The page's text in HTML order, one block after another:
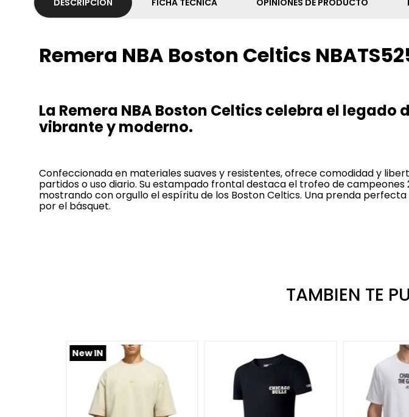
Remera NBA Boston Celtics
La Remera NBA Boston Celtics celebra el legado
vibrante y moderno.
Confeccionada en materiales suaves y resistentes, ofrece comodidad y
partidos o uso diario. Su estampado frontal destaca el trofeo de
mostrando con orgullo el espíritu de los Boston Celtics. Una prenda
por el básquet.
TAMBIEN TE
New IN